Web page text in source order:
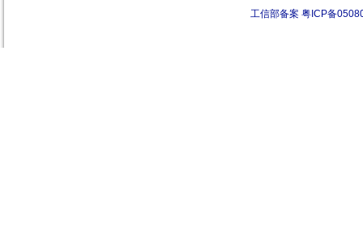
工信部备案 粤ICP备